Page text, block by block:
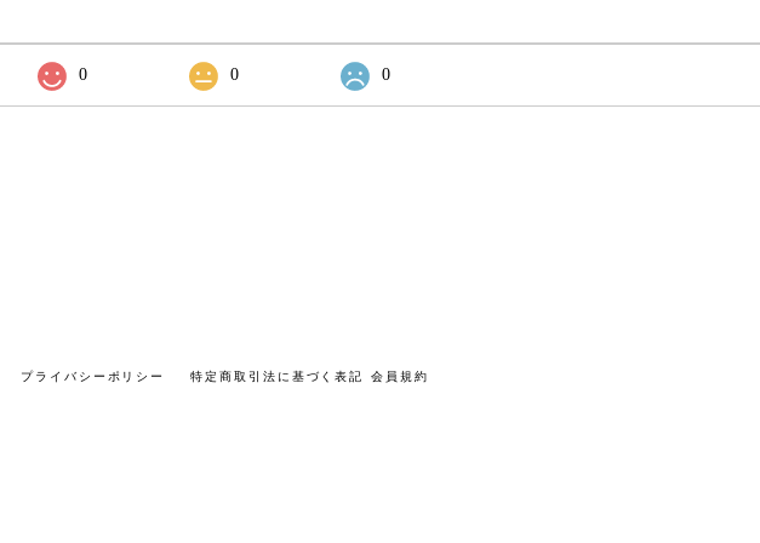
0 0 0
プライバシーポリシー 特定商取引法に基づく表記 会員規約